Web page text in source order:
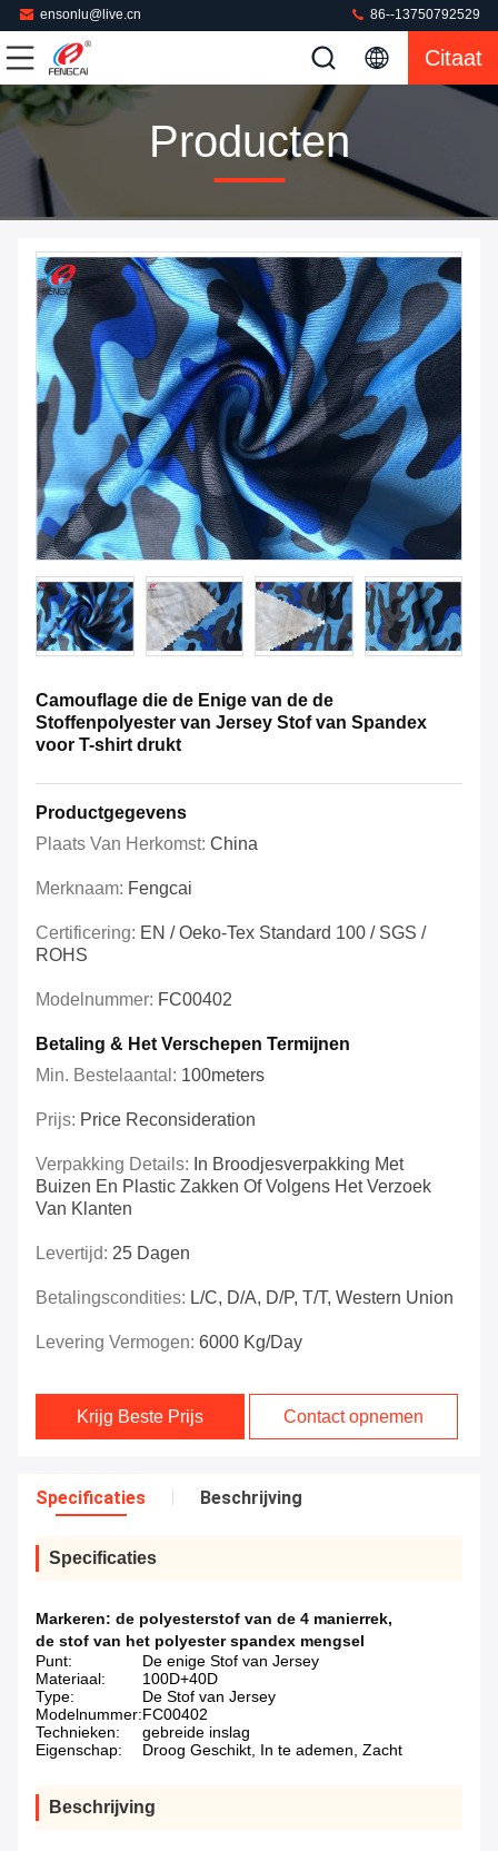
ensonlu@live.cn 86--13750792529
Citaat
Producten
Camouflage die de Enige van de de
Stoffenpolyester van Jersey Stof van Spandex
voor T-shirt drukt
Productgegevens
Plaats Van Herkomst: China
Merknaam: Fengcai
Certificering: EN / Oeko-Tex Standard 100 / SGS /
ROHS
Modelnummer: FC00402
Betaling & Het Verschepen Termijnen
Min. Bestelaantal: 100meters
Prijs: Price Reconsideration
Verpakking Details: In Broodjesverpakking Met
Buizen En Plastic Zakken Of Volgens Het Verzoek
Van Klanten
Levertijd: 25 Dagen
Betalingscondities: L/C, D/A, D/P, T/T, Western Union
Levering Vermogen: 6000 Kg/day
Krijg Beste Prijs Contact opnemen
Specificaties Beschrijving
Specificaties
Markeren: de polyesterstof van de 4 manierrek,
de stof van het polyester spandex mengsel
Punt:
De enige Stof van Jersey
Materiaal:
100D+40D
Type:
De Stof van Jersey
Modelnummer:FC00402
Technieken:
gebreide inslag
Eigenschap:
Droog Geschikt, In te ademen, Zacht
Beschrijving